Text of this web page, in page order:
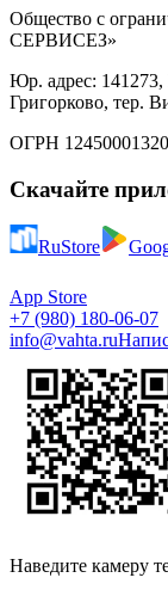
Общество с
СЕРВИСЕЗ»
Юр. адрес:
Григорково, тер.
ОГРН
Скачайте
RuStore
App Store
+7 (980) 180-06-07
info@vahta.ru
Наведите камеру